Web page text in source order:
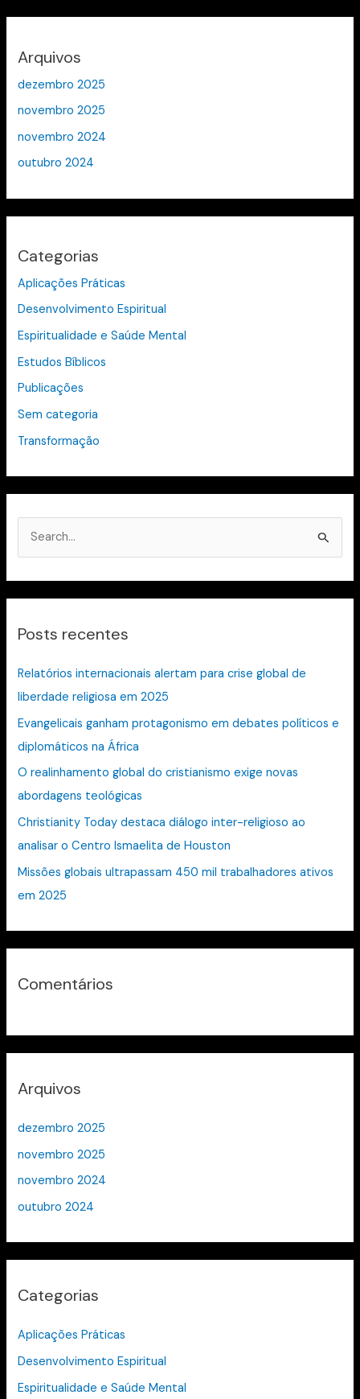
Arquivos
dezembro 2025
novembro 2025
novembro 2024
outubro 2024
Categorias
Aplicações Práticas
Desenvolvimento Espiritual
Espiritualidade e Saúde Mental
Estudos Bíblicos
Publicações
Sem categoria
Transformação
u
s
a
r
p
o
r
:
Posts recentes
Relatórios internacionais alertam para crise global de
liberdade religiosa em 2025
Evangelicais ganham protagonismo em debates políticos e
diplomáticos na África
O realinhamento global do cristianismo exige novas
abordagens teológicas
Christianity Today destaca diálogo inter-religioso ao
analisar o Centro Ismaelita de Houston
Missões globais ultrapassam 450 mil trabalhadores ativos
em 2025
Comentários
Arquivos
dezembro 2025
novembro 2025
novembro 2024
outubro 2024
Categorias
Aplicações Práticas
Desenvolvimento Espiritual
Espiritualidade e Saúde Mental